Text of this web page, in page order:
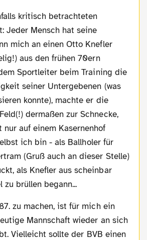
Jeder Mensch hat seine
mich an einen Otto Knefler
aus den frühen 70ern
Sportleiter beim Training die
seiner Untergebenen (was
konnte), machte er die
dermaßen zur Schnecke,
nur auf einem Kasernenhof
ich bin - als Ballholer für
(Gruß auch an dieser Stelle)
als Knefler aus scheinbar
brüllen begann...
Mannschaft wieder an sich
Vielleicht sollte der BVB einen